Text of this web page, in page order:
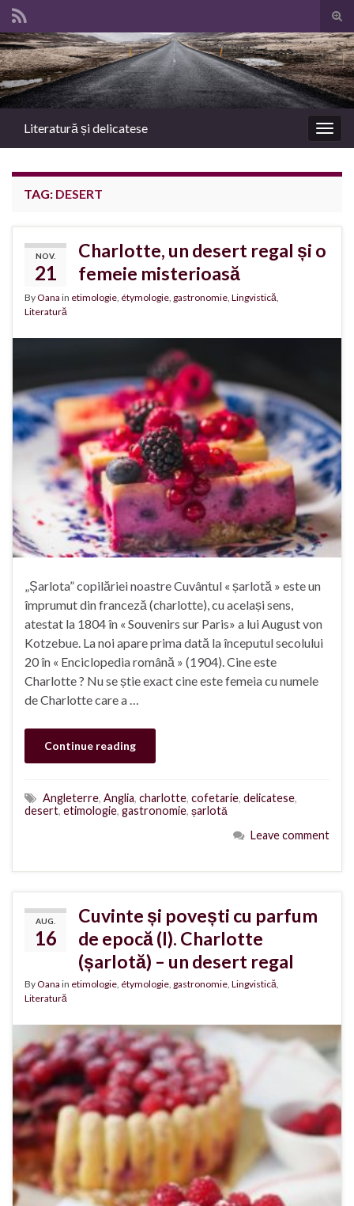
Search for:
Literatură și delicatese
TAG: DESERT
NOV.
21
Charlotte, un desert regal și o
femeie misterioasă
ByOana in etimologie étymologie gastronomie Lingvistică
Literatură
„Șarlota” copilăriei noastre Cuvântul « șarlotă » este un
împrumut din franceză (charlotte), cu același sens,
atestat la 1804 în « Souvenirs sur Paris» a lui August von
Kotzebue. La noi apare prima dată la începutul secolului
20 în « Enciclopedia română » (1904). Cine este
Charlotte ? Nu se știe exact cine este femeia cu numele
de Charlotte care a …
Continue reading
Angleterre, Anglia, charlotte, cofetarie, delicatese,
desert, etimologie, gastronomie, șarlotă
Leave comment
AUG.
16
Cuvinte și povești cu parfum
de epocă (I). Charlotte
(șarlotă) – un desert regal
ByOana in etimologie étymologie gastronomie Lingvistică
Literatură